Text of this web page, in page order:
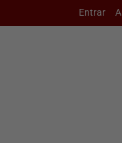
Entrar